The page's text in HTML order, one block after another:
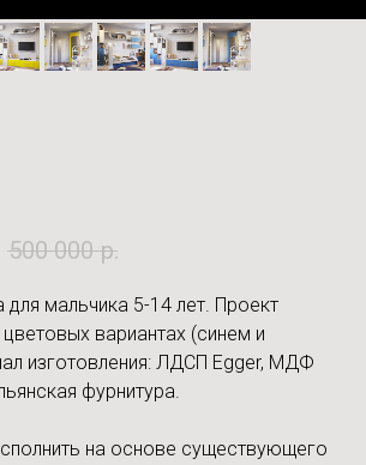
500 000 р.
для мальчика 5-14 лет. Проект
вариантах (синем и
изготовления: ЛДСП Egger, МДФ
фурнитура.
на основе существующего